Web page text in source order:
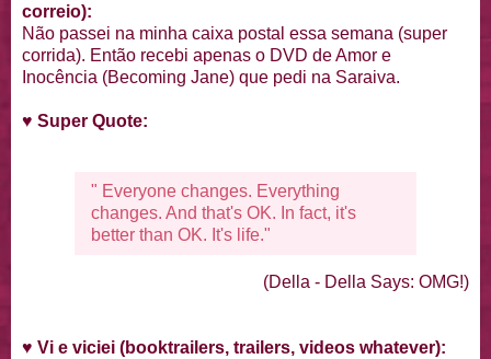
correio):
Não passei na minha caixa postal essa semana (super
corrida). Então recebi apenas o DVD de Amor e
Inocência (Becoming Jane) que pedi na Saraiva.
♥ Super Quote:
" Everyone changes. Everything
changes. And that's OK. In fact, it's
better than OK. It's life."
(Della - Della Says: OMG!)
♥ Vi e viciei (booktrailers, trailers, videos whatever):